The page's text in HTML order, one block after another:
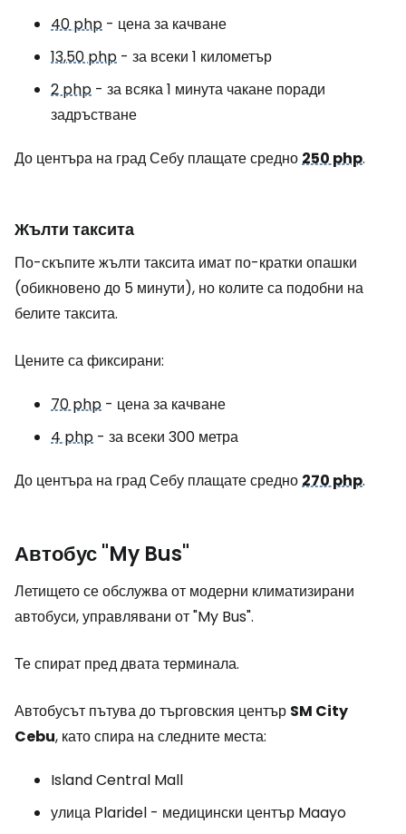
40 php - цена за качване
13,50 php - за всеки 1 километър
2 php - за всяка 1 минута чакане поради
задръстване
До центъра на град Себу плащате средно250 php.
Жълти таксита
По-скъпите жълти таксита имат по-кратки опашки
(обикновено до 5 минути), но колите са подобни на
белите таксита.
Цените са фиксирани:
70 php - цена за качване
4 php - за всеки 300 метра
До центъра на град Себу плащате средно270 php.
Автобус"My Bus"
Летището се обслужва от модерни климатизирани
автобуси, управлявани от "My Bus".
Те спират пред двата терминала.
Автобусът пътува до търговския център SM City
Cebu, като спира на следните места:
Island Central Mall
улица Plaridel - медицински център Maayo